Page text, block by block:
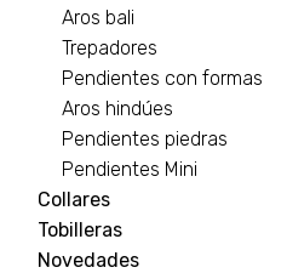
Aros bali
Trepadores
Pendientes con formas
Aros hindúes
Pendientes piedras
Pendientes Mini
Collares
Tobilleras
Novedades